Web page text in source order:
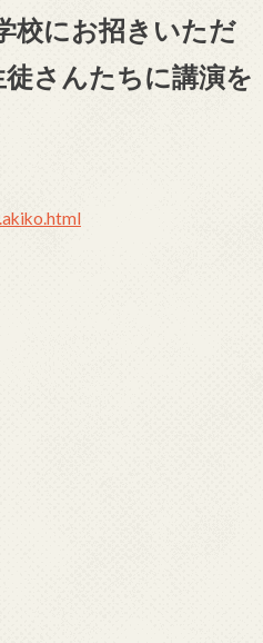
校にお招きいただ
さんたちに講演を